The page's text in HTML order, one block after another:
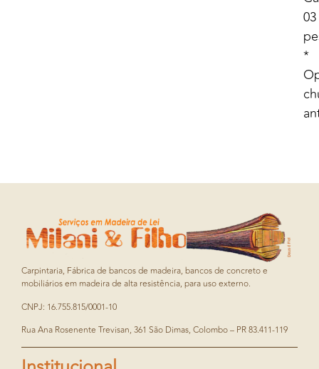
03
*
Carpintaria, Fábrica de bancos de madeira, bancos de concreto e
mobiliários em madeira de alta resistência, para uso externo.
CNPJ: 16.755.815/0001-10
Rua Ana Rosenente Trevisan, 361 São Dimas, Colombo – PR 83.411-119